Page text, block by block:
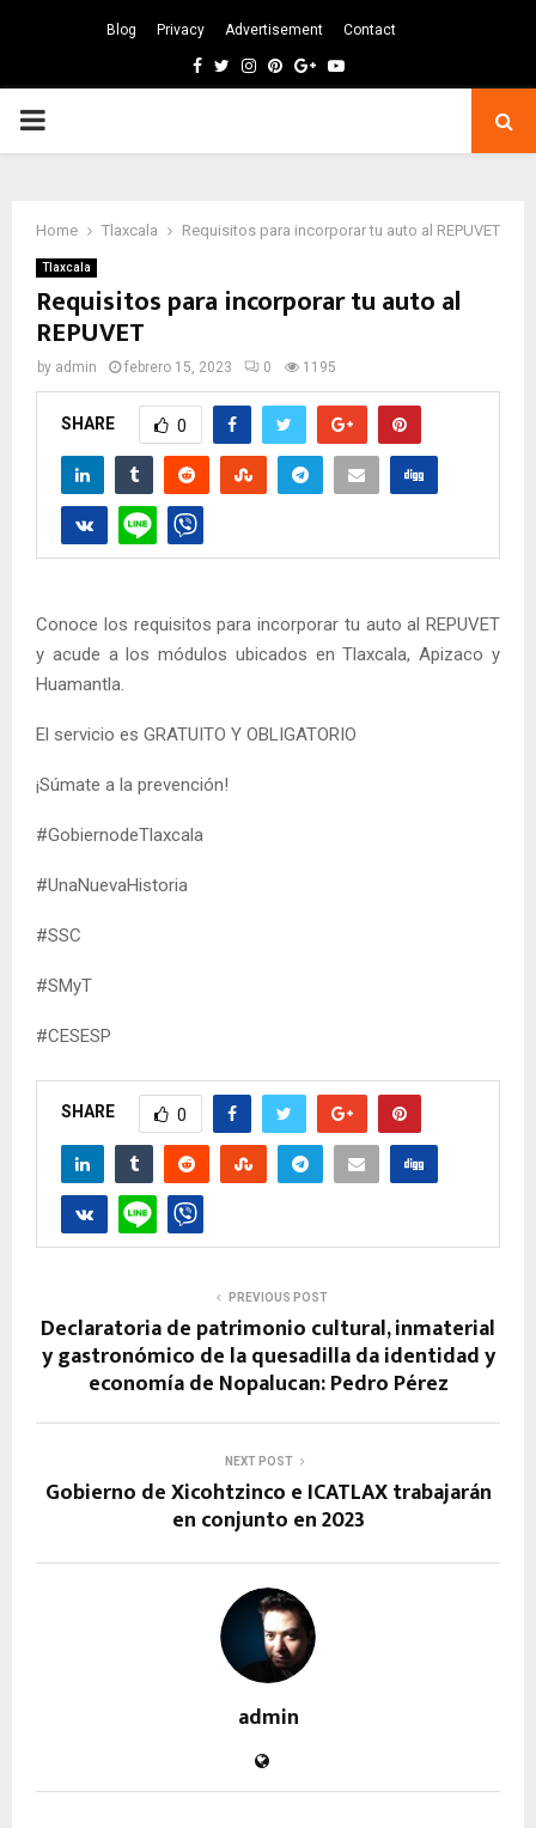
Blog Privacy Advertisement Contact
Facebook
TwitterInstagram
Pinterest
GoogleYoutube
PRIMARY
Home Tlaxcala Requisitos para incorporar tu auto al REPUVET
Tlaxcala
Requisitos para incorporar tu auto al
REPUVET
by admin febrero 15, 2023 0 1195
SHARE 0
Conoce los requisitos para incorporar tu auto al REPUVET
y acude a los módulos ubicados en Tlaxcala, Apizaco y
Huamantla.
El servicio es GRATUITO Y OBLIGATORIO
¡Súmate a la prevención!
#GobiernodeTlaxcala
#UnaNuevaHistoria
#SSC
#SMyT
#CESESP
SHARE 0
PREVIOUS POST
Declaratoria de patrimonio cultural, inmaterial
y gastronómico de la quesadilla da identidad y
economía de Nopalucan: Pedro Pérez
NEXT POST
Gobierno de Xicohtzinco e ICATLAX trabajarán
en conjunto en 2023
admin